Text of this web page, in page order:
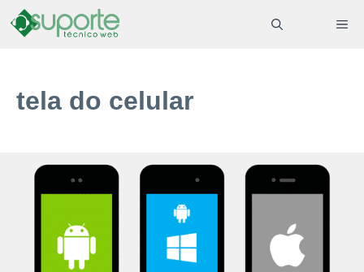
Pular
para
conteúdo
tela do celular